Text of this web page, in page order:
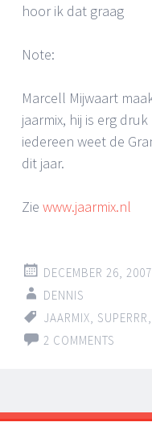
hoor ik dat graag
Note:
Marcell Mijwaart
jaarmix, hij is erg
iedereen weet de
dit jaar.
Zie www.jaarmix.nl
DECEMBER 26, 2007
DENNIS
JAARMIX SUPERRR
2 COMMENTS